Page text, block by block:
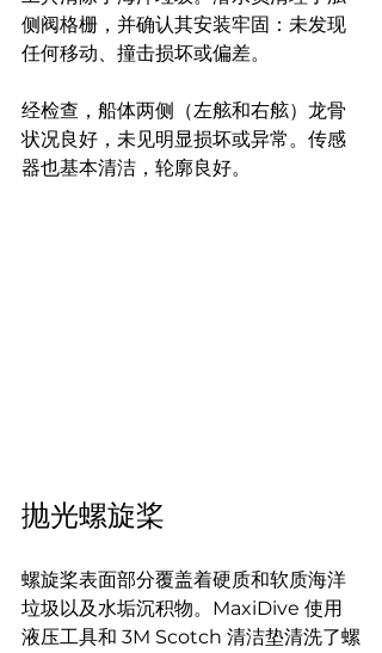
侧阀格栅，并确认其安装牢固：未发现
任何移动、撞击损坏或偏差。
经检查，船体两侧（左舷和右舷）龙骨
状况良好，未见明显损坏或异常。传感
器也基本清洁，轮廓良好。
抛光螺旋桨
螺旋桨表面部分覆盖着硬质和软质海洋
垃圾以及水垢沉积物。MaxiDive 使用
液压工具和 3M Scotch 清洁垫清洗了螺